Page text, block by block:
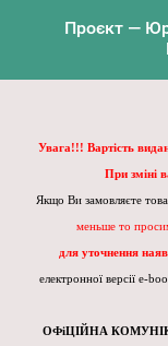
Проєкт —
Увага!!! Вартість
При зміні
Якщо Ви замовляєте
меньше то
для уточнення
електронної версії e-
ОФіЦІЙНА